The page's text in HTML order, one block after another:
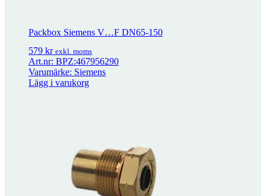
Packbox Siemens V…F DN65-150
579 kr exkl. moms
Art.nr: BPZ:467956290
Varumärke: Siemens
Lägg i varukorg